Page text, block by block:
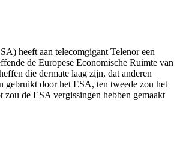
heeft aan telecomgigant Telenor een
de Europese Economische Ruimte van
die dermate laag zijn, dat anderen
gebruikt door het ESA, ten tweede zou het
de ESA vergissingen hebben gemaakt